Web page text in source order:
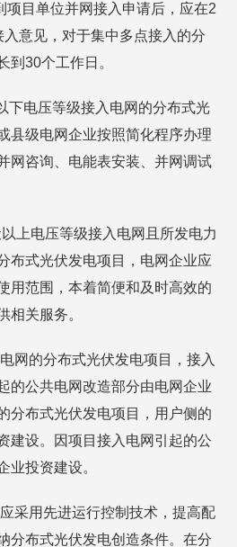
目单位并网接入申请后，应在2
意见，对于集中多点接入的分
到30个工作日。
电压等级接入电网的分布式光
县级电网企业按照简化程序办理
网咨询、电能表安装、并网调试
上电压等级接入电网且所发电力
布式光伏发电项目，电网企业应
用范围，本着简便和及时高效的
相关服务。
的分布式光伏发电项目，接入
的公共电网改造部分由电网企业
分布式光伏发电项目，用户侧的
建设。因项目接入电网引起的公
业投资建设。
采用先进运行控制技术，提高配
分布式光伏发电创造条件。在分